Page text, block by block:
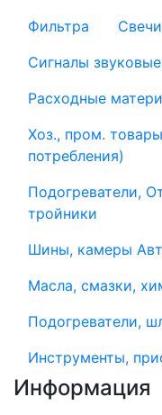
Фильтра
Свечи
Сигналы
Расходные
Хоз., пром.
потребления)
Подогреватели,
тройники
Шины, камеры
Масла, смазки,
Подогреватели,
Инструменты,
Информация